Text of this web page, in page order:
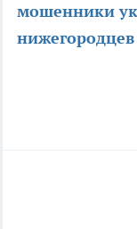
мошенники